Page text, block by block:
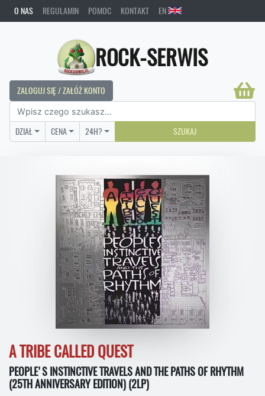
O NAS REGULAMIN POMOC KONTAKT EN
ROCK-SERWIS
ZALOGUJ SIĘ / ZAŁÓŻ KONTO
DZIAŁ CENA 24H? SZUKAJ
A TRIBE CALLED QUEST
PEOPLE'S INSTINCTIVE TRAVELS AND THE PATHS OF RHYTHM
(25TH ANNIVERSARY EDITION) (2LP)